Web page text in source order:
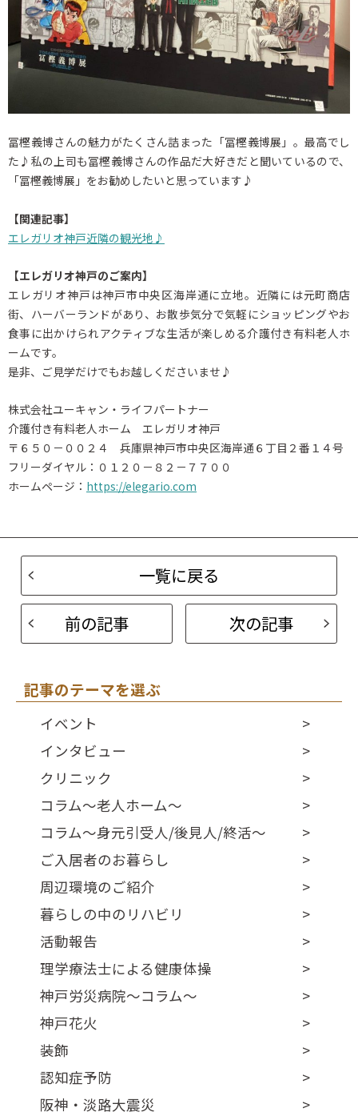
冨樫義博さんの魅力がたくさん詰まった「冨樫義博展」。最高でし
た♪私の上司も冨樫義博さんの作品だ大好きだと聞いているので、
「冨樫義博展」をお勧めしたいと思っています♪
【関連記事】
エレガリオ神戸近隣の観光地♪
【エレガリオ神戸のご案内】
エレガリオ神戸は神戸市中央区海岸通に立地。近隣には元町商店
街、ハーバーランドがあり、お散歩気分で気軽にショッピングやお
食事に出かけられアクティブな生活が楽しめる介護付き有料老人ホ
ームです。
是非、ご見学だけでもお越しくださいませ♪
株式会社ユーキャン・ライフパートナー
介護付き有料老人ホーム エレガリオ神戸
〒６５０－００２４ 兵庫県神戸市中央区海岸通６丁目２番１４号
フリーダイヤル：０１２０－８２－７７００
ホームページ： https://elegario.com
一覧に戻る
前の記事
次の記事
記事のテーマを選ぶ
イベント
インタビュー
クリニック
コラム～老人ホーム～
コラム～身元引受人/後見人/終活～
ご入居者のお暮らし
周辺環境のご紹介
暮らしの中のリハビリ
活動報告
理学療法士による健康体操
神戸労災病院～コラム～
神戸花火
装飾
認知症予防
阪神・淡路大震災